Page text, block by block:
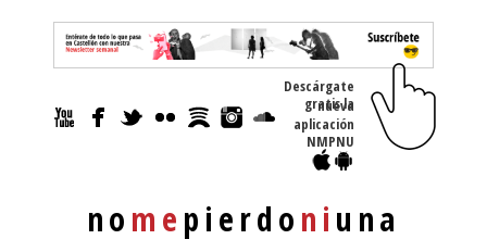
nomepierdoniuna
Descárgate
gratis la nueva
aplicación
NMPNU